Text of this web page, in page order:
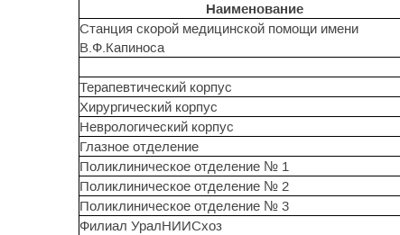
Наименование
Станция скорой медицинской помощи имени
В.Ф.Капиноса
Терапевтический корпус
Хирургический корпус
Неврологический корпус
Глазное отделение
Поликлиническое отделение № 1
Поликлиническое отделение № 2
Поликлиническое отделение № 3
Филиал УралНИИСхоз